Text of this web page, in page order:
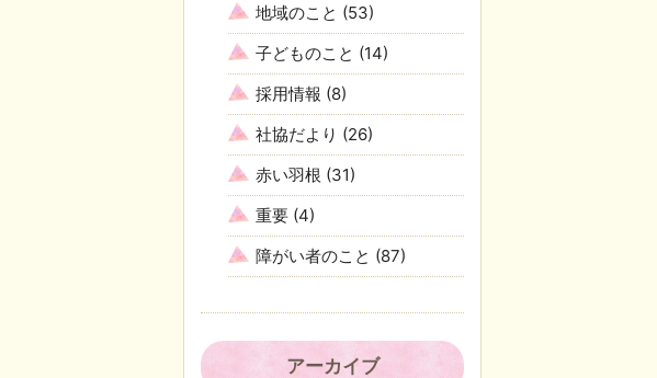
地域のこと (53)
子どものこと (14)
採用情報 (8)
社協だより (26)
赤い羽根 (31)
重要 (4)
障がい者のこと (87)
アーカイブ